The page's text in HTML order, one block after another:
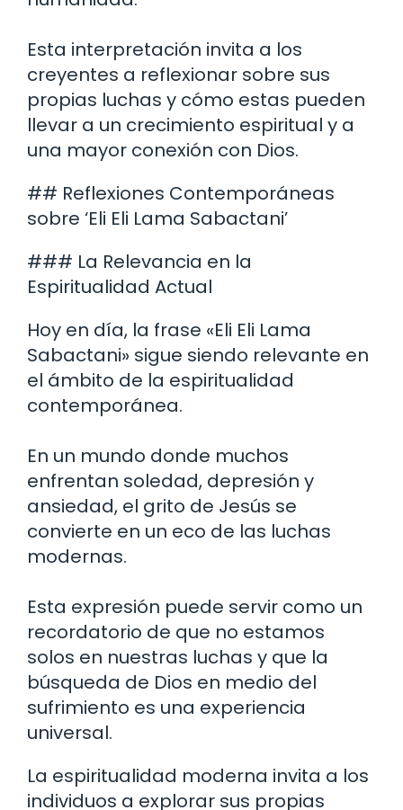
Esta interpretación invita a los
creyentes a reflexionar sobre sus
propias luchas y cómo estas pueden
llevar a un crecimiento espiritual y a
una mayor conexión con Dios.
## Reflexiones Contemporáneas
sobre ‘Eli Eli Lama Sabactani’
### La Relevancia en la
Espiritualidad Actual
Hoy en día, la frase «Eli Eli Lama
Sabactani» sigue siendo relevante en
el ámbito de la espiritualidad
contemporánea.
En un mundo donde muchos
enfrentan soledad, depresión y
ansiedad, el grito de Jesús se
convierte en un eco de las luchas
modernas.
Esta expresión puede servir como un
recordatorio de que no estamos
solos en nuestras luchas y que la
búsqueda de Dios en medio del
sufrimiento es una experiencia
universal.
La espiritualidad moderna invita a los
individuos a explorar sus propias